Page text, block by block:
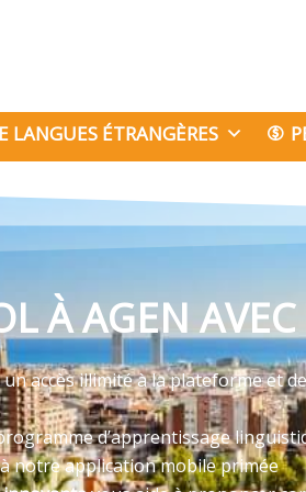
LANGUES ÉTRANGÈRES
À AGEN
accès illimité à la plateforme et
d’apprentissage
notre application mobile primée